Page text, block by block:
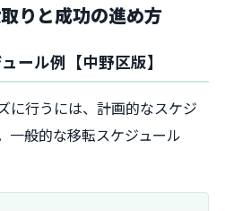
りと成功の進め方
ール例【中野区版】
に行うには、計画的なスケジ
一般的な移転スケジュール